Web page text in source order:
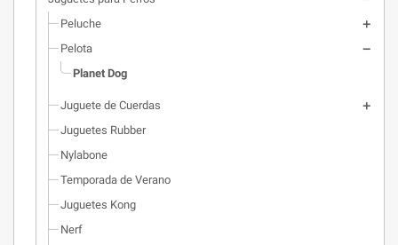
Peluche
Pelota
Planet Dog
Juguete de Cuerdas
Juguetes Rubber
Nylabone
Temporada de Verano
Juguetes Kong
Nerf
tu perro. Como el resto de
juguetes de Planet Dog, GuRu
Orbee-Tuff® de Planet Dog, lo que
significa que está hecho en EE.
y es seguro para humanos
(incluso bebés) como lo es para